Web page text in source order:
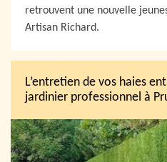
retrouvent une nouvelle
Artisan Richard.
L’entretien de vos haies
jardinier professionnel à